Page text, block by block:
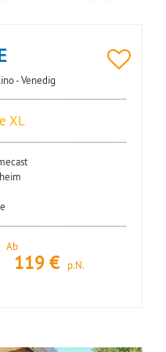
- Venedig
XL
Ab
119 € p.N.